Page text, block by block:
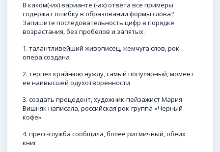
В каком(-их) варианте (-ах) ответа все примеры
содержат ошибку в образовании формы слова?
Запишите последовательность цифр в порядке
возрастания, без пробелов и запятых.
1. талантливейший живописец, жемчуга слов, рок-
опера создана
2. терпел крайнюю нужду, самый популярный, момент
её наивысшей одухотворенности
3. создать прецедент, художник-пейзажист Мария
Вишняк написала, российская рок-группа «Черный
кофе»
4. пресс-служба сообщила, более ритмичный, обеих
книг